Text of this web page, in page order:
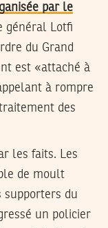
par le
général Lotfi
du Grand
est «attaché à
à rompre
des
les faits. Les
de moult
supporters du
un policier